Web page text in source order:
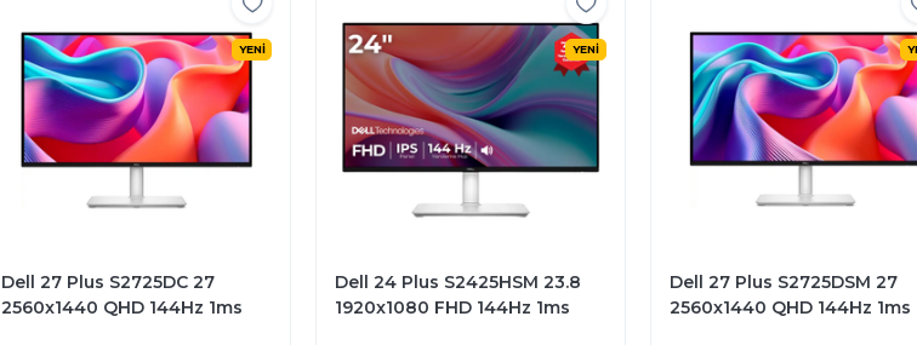
YENİ
Dell 24 Plus S2425HSM 23.8
1920x1080 FHD 144Hz 1ms
YENİ
Dell 27 Plus S2725DSM 27
2560x1440 QHD 144Hz 1ms
Dell 27 Plus 4K S2725QC 27
3840x2160 4K UHD 120Hz